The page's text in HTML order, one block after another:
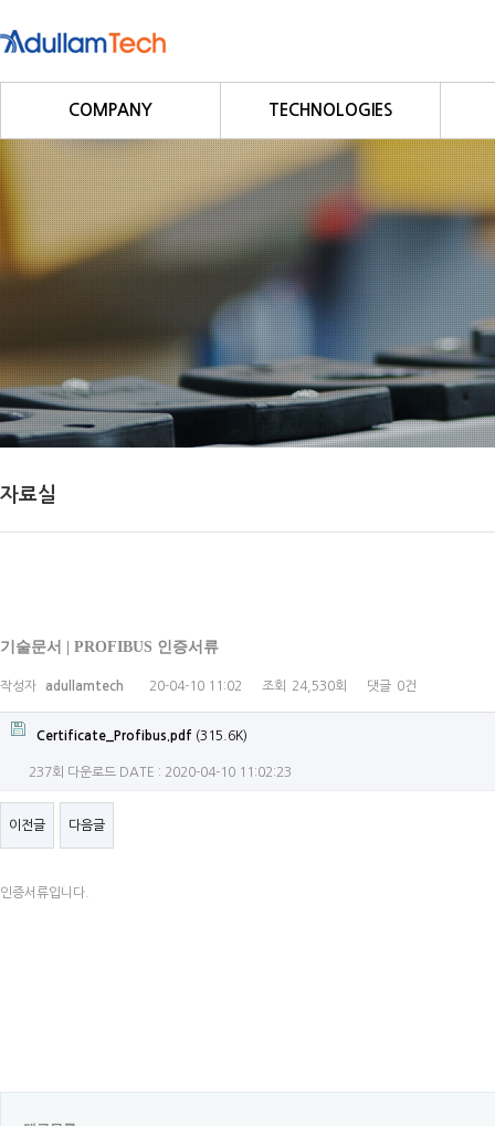
COMPANY TECHNOLOGIES
회사소개
회사연혁
사업영역
Fieldbus
Profibus
DeviceNet
CC-Link
CANopen
Modbus/Modbus TCP
자료실
기술문서 | PROFIBUS 인증서류
작성자 adullamtech 20-04-10 11:02 조회 24,530회 댓글 0건
Certificate_Profibus.pdf (315.6K)
237회 다운로드 DATE : 2020-04-10 11:02:23
이전글 다음글
인증서류입니다.